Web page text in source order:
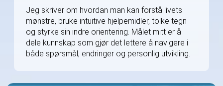
Jeg skriver om hvordan man kan forstå livets
mønstre, bruke intuitive hjelpemidler, tolke tegn
og styrke sin indre orientering. Målet mitt er å
dele kunnskap som gjør det lettere å navigere i
både spørsmål, endringer og personlig utvikling.